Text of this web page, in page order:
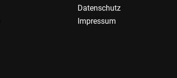
Datenschutz
Impressum